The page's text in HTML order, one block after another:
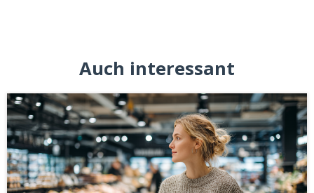
Auch interessant